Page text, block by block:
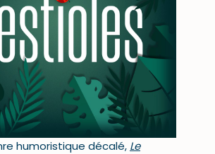
humoristique décalé, Le